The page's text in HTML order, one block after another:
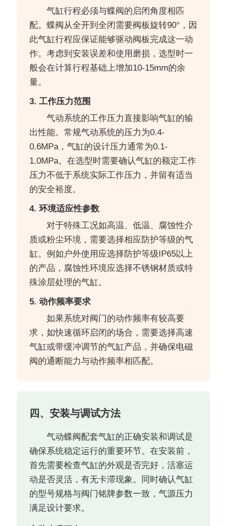
气缸行程必须与蝶阀的启闭角度相匹
配。蝶阀从全开到全闭需要阀板旋转90°，因
此气缸行程应保证能够驱动阀板完成这一动
作。考虑到安装误差和使用磨损，选型时一
般会在计算行程基础上增加10-15mm的余
量。
3. 工作压力范围
气动系统的工作压力直接影响气缸的输
出性能。常规气动系统的压力为0.4-
0.6MPa，气缸的设计压力通常为0.1-
1.0MPa。在选型时需要确认气缸的额定工作
压力不低于系统实际工作压力，并留有适当
的安全裕度。
4. 环境适应性参数
对于特殊工况如高温、低温、腐蚀性介
质或粉尘环境，需要选择相应防护等级的气
缸。例如户外使用应选择防护等级IP65以上
的产品，腐蚀性环境应选择不锈钢材质或特
殊涂层处理的气缸。
5. 动作频率要求
如果系统对阀门的动作频率有较高要
求，如快速循环启闭的场合，需要选择高速
气缸或带缓冲调节的气缸产品，并确保电磁
阀的通断能力与动作频率相匹配。
四、安装与调试方法
气动蝶阀配套气缸的正确安装和调试是
确保系统稳定运行的重要环节。在安装前，
首先需要检查气缸的外观是否完好，活塞运
动是否灵活，有无卡滞现象。同时确认气缸
的型号规格与阀门铭牌参数一致，气源压力
满足设计要求。